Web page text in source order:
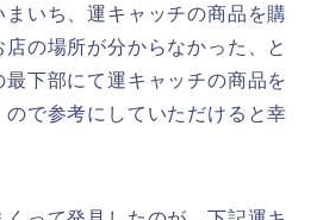
いち、運キャッチの商品を購
の場所が分からなかった、と
下部にて運キャッチの商品を
ので参考にしていただけると幸